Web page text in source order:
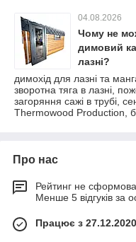
04.08.2026
Чому не
димовий
лазні?
димохід для лазні та
зворотна тяга в лазні,
загоряння сажі в трубі,
Thermowood Production,
Про нас
Рейтинг не
Менше 5 відгуків за
Працює з 27.12.2020